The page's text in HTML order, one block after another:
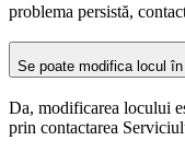
problema persistă,
Se poate modifica locul
Da, modificarea locului
prin contactarea